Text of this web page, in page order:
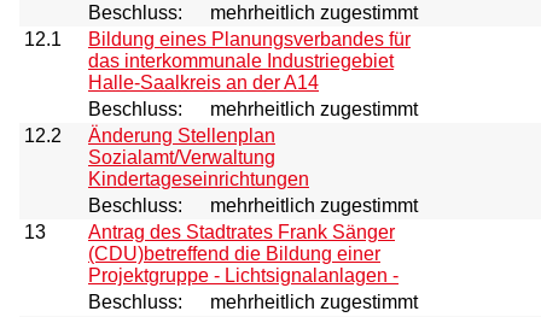
Beschluss:
mehrheitlich zugestimmt
12.1
Bildung eines Planungsverbandes für
das interkommunale Industriegebiet
Halle-Saalkreis an der A14
Beschluss:
mehrheitlich zugestimmt
12.2
Änderung Stellenplan
Sozialamt/Verwaltung
Kindertageseinrichtungen
Beschluss:
mehrheitlich zugestimmt
13
Antrag des Stadtrates Frank Sänger
(CDU)betreffend die Bildung einer
Projektgruppe - Lichtsignalanlagen -
Beschluss:
mehrheitlich zugestimmt